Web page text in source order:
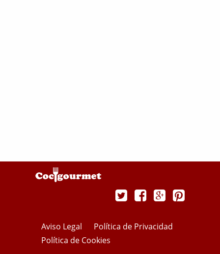
Aviso Legal
Política de Privacidad
Política de Cookies